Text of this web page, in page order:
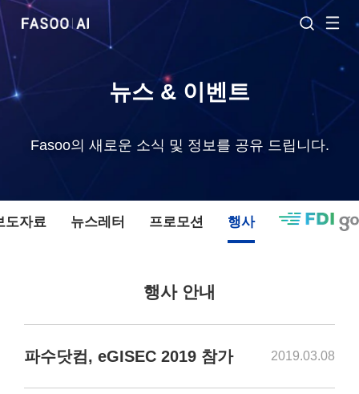
뉴스 & 이벤트
Fasoo의 새로운 소식 및 정보를 공유 드립니다.
도자료 뉴스레터 프로모션 행사
행사 안내
파수닷컴, eGISEC 2019 참가 2019.03.08